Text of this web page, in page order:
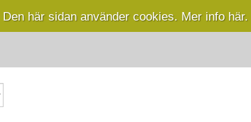
Den här sidan använder cookies. Mer info här.